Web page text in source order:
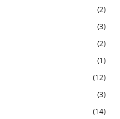
2
3
2
1
12
3
14